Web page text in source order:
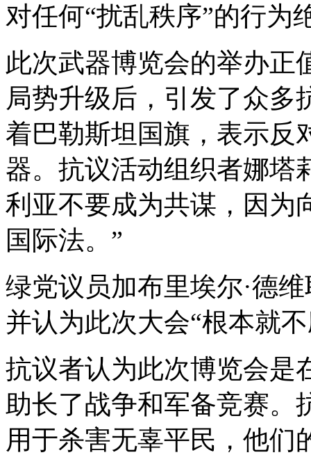
对任何“扰乱秩序”的行为
此次武器博览会的举办正
局势升级后，引发了众多
着巴勒斯坦国旗，表示反
器。抗议活动组织者娜塔
利亚不要成为共谋，因为
国际法。”
绿党议员加布里埃尔·德
并认为此次大会“根本就
抗议者认为此次博览会是
助长了战争和军备竞赛。
用于杀害无辜平民，他们